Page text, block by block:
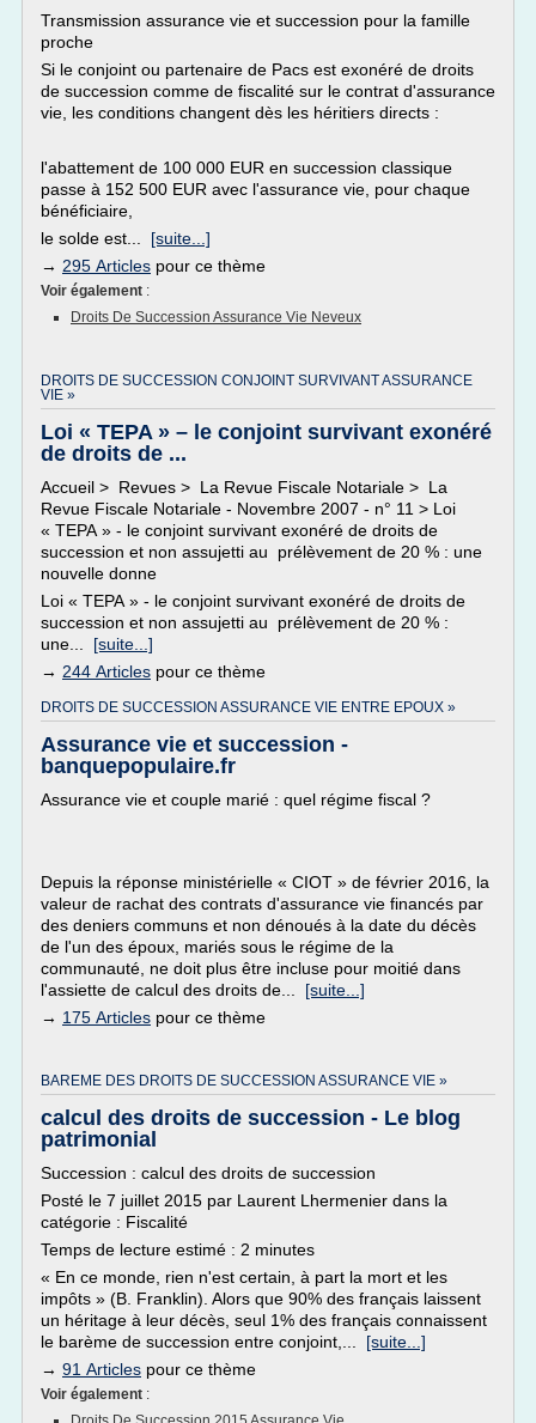
Transmission assurance vie et succession pour la famille
proche
Si le conjoint ou partenaire de Pacs est exonéré de droits
de succession comme de fiscalité sur le contrat d'assurance
vie, les conditions changent dès les héritiers directs :
l'abattement de 100 000 EUR en succession classique
passe à 152 500 EUR avec l'assurance vie, pour chaque
bénéficiaire,
le solde est... [suite...]
→ 295 Articles pour ce thème
Voir également :
Droits De Succession Assurance Vie Neveux
DROITS DE SUCCESSION CONJOINT SURVIVANT ASSURANCE
VIE »
Loi « TEPA » – le conjoint survivant exonéré
de droits de ...
Accueil > Revues > La Revue Fiscale Notariale > La
Revue Fiscale Notariale - Novembre 2007 - n° 11 > Loi
« TEPA » - le conjoint survivant exonéré de droits de
succession et non assujetti au prélèvement de 20 % : une
nouvelle donne
Loi « TEPA » - le conjoint survivant exonéré de droits de
succession et non assujetti au prélèvement de 20 % :
une... [suite...]
→ 244 Articles pour ce thème
DROITS DE SUCCESSION ASSURANCE VIE ENTRE EPOUX »
Assurance vie et succession -
banquepopulaire.fr
Assurance vie et couple marié : quel régime fiscal ?
Depuis la réponse ministérielle « CIOT » de février 2016, la
valeur de rachat des contrats d'assurance vie financés par
des deniers communs et non dénoués à la date du décès
de l'un des époux, mariés sous le régime de la
communauté, ne doit plus être incluse pour moitié dans
l'assiette de calcul des droits de... [suite...]
→ 175 Articles pour ce thème
BAREME DES DROITS DE SUCCESSION ASSURANCE VIE »
calcul des droits de succession - Le blog
patrimonial
Succession : calcul des droits de succession
Posté le 7 juillet 2015 par Laurent Lhermenier dans la
catégorie : Fiscalité
Temps de lecture estimé : 2 minutes
« En ce monde, rien n'est certain, à part la mort et les
impôts » (B. Franklin). Alors que 90% des français laissent
un héritage à leur décès, seul 1% des français connaissent
le barème de succession entre conjoint,... [suite...]
→ 91 Articles pour ce thème
Voir également :